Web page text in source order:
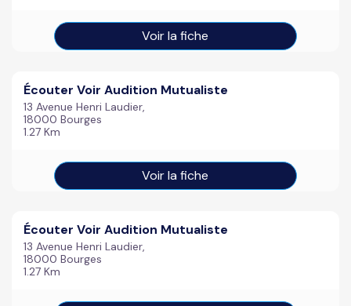
Voir la fiche
Écouter Voir Audition Mutualiste
13 Avenue Henri Laudier,
18000 Bourges
1.27 Km
Voir la fiche
Écouter Voir Audition Mutualiste
13 Avenue Henri Laudier,
18000 Bourges
1.27 Km